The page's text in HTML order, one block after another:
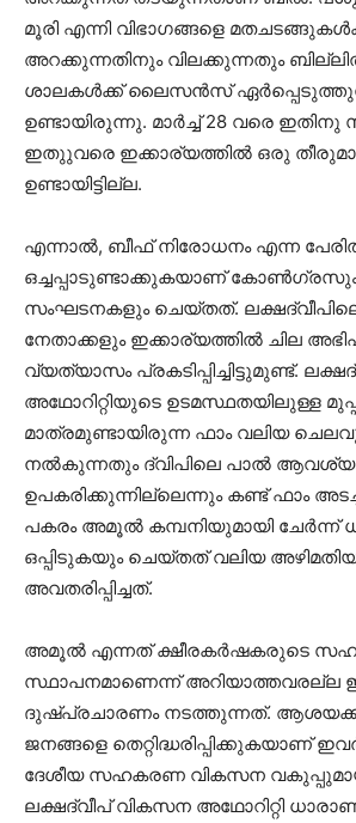
മൂരി എന്നി വിഭാഗങ്ങളെ
അറക്കുന്നതിനും വിലക്കുന്നതും
ശാലകള്‍ക്ക് ലൈസന്‍സ്
ഉണ്ടായിരുന്നു. മാര്‍ച്ച് 28 വരെ ഇതിനു
ഇതുുവരെ ഇക്കാര്യത്തില്‍ ഒരു
ഉണ്ടായിട്ടില്ല.
എന്നാല്‍, ബീഫ് നിരോധനം എന്ന
ഒച്ചപ്പാടുണ്ടാക്കുകയാണ് കോണ്‍ഗ്രസും
സംഘടനകളും ചെയ്തത്.
നേതാക്കളും ഇക്കാര്യത്തില്‍ ചില
വ്യത്യാസം പ്രകടിപ്പിച്ചിട്ടുമുണ്ട്.
അഥോറിറ്റിയുടെ ഉടമസ്ഥതയിലുള്ള
മാത്രമുണ്ടായിരുന്ന ഫാം വലിയ
നല്‍കുന്നതും ദ്വിപിലെ പാല്‍
ഉപകരിക്കുന്നില്ലെന്നും കണ്ട് ഫാം
പകരം അമൂല്‍ കമ്പനിയുമായി ചേര്‍ന്ന്
ഒപ്പിടുകയും ചെയ്തത് വലിയ
അവതരിപ്പിച്ചത്.
അമൂല്‍ എന്നത് ക്ഷീരകര്‍ഷകരുടെ
സ്ഥാപനമാണെന്ന്
ദുഷ്പ്രചാരണം നടത്തുന്നത്.
ജനങ്ങളെ തെറ്റിദ്ധരിപ്പിക്കുകയാണ്
ദേശീയ സഹകരണ വികസന
ലക്ഷദ്വീപ് വികസന അഥോറിറ്റി ധാരാണ